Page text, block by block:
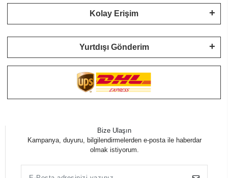
Kolay Erişim
Yurtdışı Gönderim
Bize Ulaşın
Kampanya, duyuru, bilgilendirmelerden e-posta ile haberdar
olmak istiyorum.